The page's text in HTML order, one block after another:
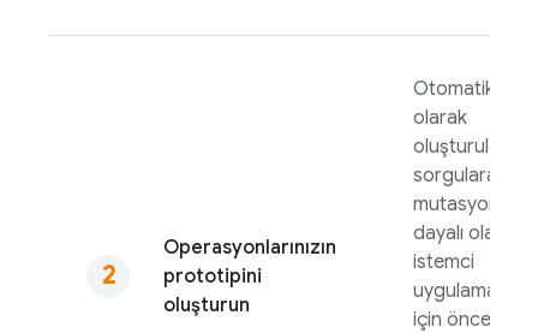
Operasyonlarınızın
prototipini
oluşturun
Otomatik
olarak
oluşturulan
sorgulara ve
mutasyonlara
dayalı olarak
istemci
uygulamaları
için önceden